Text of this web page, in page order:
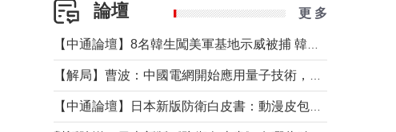
論壇 更 多